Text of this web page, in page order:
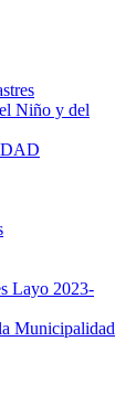
Niño y del
Layo 2023-
Municipalidad